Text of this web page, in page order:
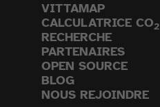
VITTAMAP
CALCULATRICE CO2
RECHERCHE
PARTENAIRES
OPEN SOURCE
BLOG
NOUS REJOINDRE